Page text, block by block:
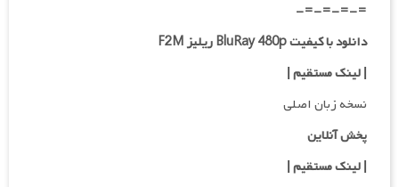
=-=-=-=-
دانلود با کیفیت BluRay 480p ریلیز F2M
| لینک مستقیم|
نسخه زبان اصلی
پخش آنلاین
| لینک مستقیم|